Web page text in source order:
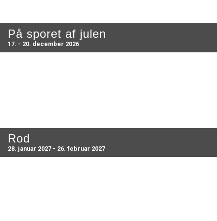
På sporet af julen
17. - 20. december 2026
Rod
28. januar 2027 - 26. februar 2027